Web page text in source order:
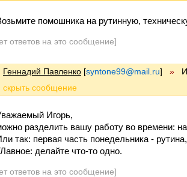
помошника на рутинную,
ответов на это сообщение]
Геннадий Павленко [syntone99@mail.ru] »
Игорь,
разделить вашу работу во времени:
так: первая часть понедельника -
делайте что-то одно.
ответов на это сообщение]